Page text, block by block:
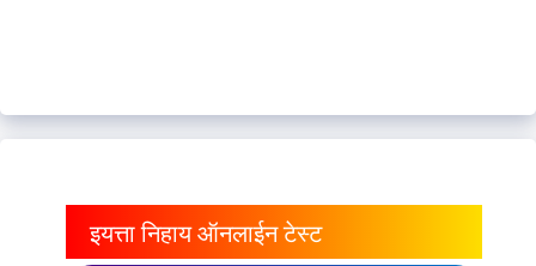
इयत्ता निहाय ऑनलाईन टेस्ट